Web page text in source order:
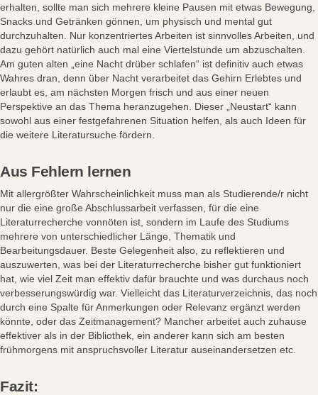
erhalten, sollte man sich mehrere kleine Pausen mit etwas Bewegung,
Snacks und Getränken gönnen, um physisch und mental gut
durchzuhalten. Nur konzentriertes Arbeiten ist sinnvolles Arbeiten, und
dazu gehört natürlich auch mal eine Viertelstunde um abzuschalten.
Am guten alten „eine Nacht drüber schlafen“ ist definitiv auch etwas
Wahres dran, denn über Nacht verarbeitet das Gehirn Erlebtes und
erlaubt es, am nächsten Morgen frisch und aus einer neuen
Perspektive an das Thema heranzugehen. Dieser „Neustart“ kann
sowohl aus einer festgefahrenen Situation helfen, als auch Ideen für
die weitere Literatursuche fördern.
Aus Fehlern lernen
Mit allergrößter Wahrscheinlichkeit muss man als Studierende/r nicht
nur die eine große Abschlussarbeit verfassen, für die eine
Literaturrecherche vonnöten ist, sondern im Laufe des Studiums
mehrere von unterschiedlicher Länge, Thematik und
Bearbeitungsdauer. Beste Gelegenheit also, zu reflektieren und
auszuwerten, was bei der Literaturrecherche bisher gut funktioniert
hat, wie viel Zeit man effektiv dafür brauchte und was durchaus noch
verbesserungswürdig war. Vielleicht das Literaturverzeichnis, das noch
durch eine Spalte für Anmerkungen oder Relevanz ergänzt werden
könnte, oder das Zeitmanagement? Mancher arbeitet auch zuhause
effektiver als in der Bibliothek, ein anderer kann sich am besten
frühmorgens mit anspruchsvoller Literatur auseinandersetzen etc.
Fazit: